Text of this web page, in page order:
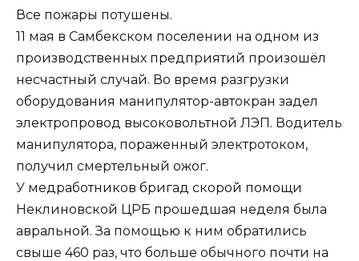
Все пожары потушены.
11 мая в Самбекском поселении на одном из
производственных предприятий произошёл
несчастный случай. Во время разгрузки
оборудования манипулятор-автокран задел
электропровод высоковольтной ЛЭП. Водитель
манипулятора, пораженный электротоком,
получил смертельный ожог.
У медработников бригад скорой помощи
Неклиновской ЦРБ прошедшая неделя была
авральной. За помощью к ним обратились
свыше 460 раз, что больше обычного почти на